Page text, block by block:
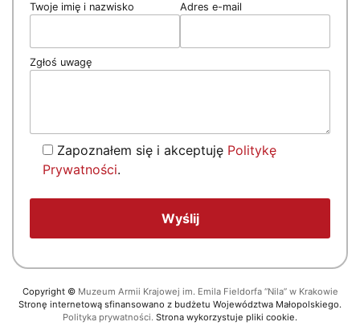
Twoje imię i nazwisko Adres e-mail
Zgłoś uwagę
Zapoznałem się i akceptuję Politykę
Prywatności.
Copyright © Muzeum Armii Krajowej im. Emila Fieldorfa “Nila” w Krakowie
Stronę internetową sfinansowano z budżetu Województwa Małopolskiego.
Polityka prywatności. Strona wykorzystuje pliki cookie.